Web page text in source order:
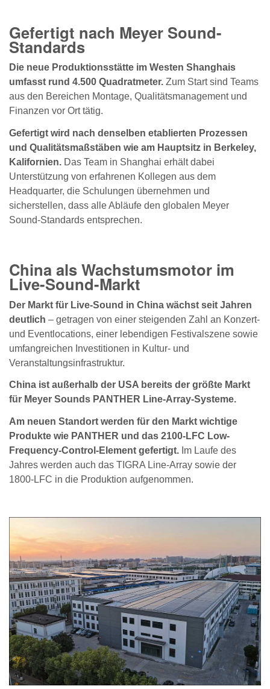
Gefertigt nach Meyer Sound-
Standards
Die neue Produktionsstätte im Westen Shanghais
umfasst rund 4.500 Quadratmeter. Zum Start sind Teams
aus den Bereichen Montage, Qualitätsmanagement und
Finanzen vor Ort tätig.
Gefertigt wird nach denselben etablierten Prozessen
und Qualitätsmaßstäben wie am Hauptsitz in Berkeley,
Kalifornien. Das Team in Shanghai erhält dabei
Unterstützung von erfahrenen Kollegen aus dem
Headquarter, die Schulungen übernehmen und
sicherstellen, dass alle Abläufe den globalen Meyer
Sound-Standards entsprechen.
China als Wachstumsmotor im
Live-Sound-Markt
Der Markt für Live-Sound in China wächst seit Jahren
deutlich – getragen von einer steigenden Zahl an Konzert-
und Eventlocations, einer lebendigen Festivalszene sowie
umfangreichen Investitionen in Kultur- und
Veranstaltungsinfrastruktur.
China ist außerhalb der USA bereits der größte Markt
für Meyer Sounds PANTHER Line-Array-Systeme.
Am neuen Standort werden für den Markt wichtige
Produkte wie PANTHER und das 2100-LFC Low-
Frequency-Control-Element gefertigt. Im Laufe des
Jahres werden auch das TIGRA Line-Array sowie der
1800-LFC in die Produktion aufgenommen.